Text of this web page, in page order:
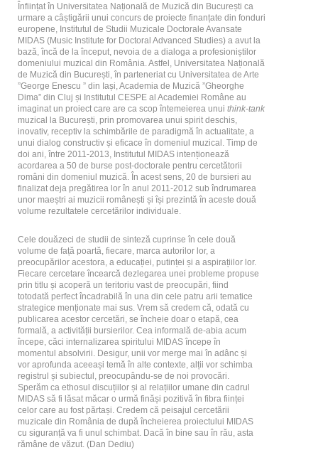
Înființat în Universitatea Națională de Muzică din București ca
urmare a câștigării unui concurs de proiecte finanțate din fonduri
europene, Institutul de Studii Muzicale Doctorale Avansate
MIDAS (Music Institute for Doctoral Advanced Studies) a avut la
bază, încă de la început, nevoia de a dialoga a profesioniștilor
domeniului muzical din România. Astfel, Universitatea Națională
de Muzică din București, în parteneriat cu Universitatea de Arte
”George Enescu ” din Iași, Academia de Muzică ”Gheorghe
Dima” din Cluj și Institutul CESPE al Academiei Române au
imaginat un proiect care are ca scop întemeierea unui think-tank
muzical la București, prin promovarea unui spirit deschis,
inovativ, receptiv la schimbările de paradigmă în actualitate, a
unui dialog constructiv și eficace în domeniul muzical. Timp de
doi ani, între 2011­-2013, Institutul MIDAS intenționează
acordarea a 50 de burse post-doctorale pentru cercetătorii
români din domeniul muzică. În acest sens, 20 de bursieri au
finalizat deja pregătirea lor în anul 2011-2012 sub îndrumarea
unor maeștri ai muzicii românești și își prezintă în aceste două
volume rezultatele cercetărilor individuale.
Cele douăzeci de studii de sinteză cuprinse în cele două
volume de față poartă, fiecare, marca autorilor lor, a
preocupărilor acestora, a educației, putinței și a aspirațiilor lor.
Fiecare cercetare încearcă dezlegarea unei probleme propuse
prin titlu și acoperă un teritoriu vast de preocupări, fiind
totodată perfect încadrabilă în una din cele patru arii tematice
strategice menționate mai sus. Vrem să credem că, odată cu
publicarea acestor cercetări, se încheie doar o etapă, cea
formală, a activității bursierilor. Cea informală de-abia acum
începe, căci internalizarea spiritului MIDAS începe în
momentul absolvirii. Desigur, unii vor merge mai în adânc și
vor aprofunda aceeași temă în alte contexte, alții vor schimba
registrul și subiectul, preocupându-se de noi provocări.
Sperăm ca ethosul discuțiilor și al relațiilor umane din cadrul
MIDAS să fi lăsat măcar o urmă finăși pozitivă în fibra ființei
celor care au fost părtași. Credem că peisajul cercetării
muzicale din România de după încheierea proiectului MIDAS
cu siguranță va fi unul schimbat. Dacă în bine sau în rău, asta
rămâne de văzut. (Dan Dediu)